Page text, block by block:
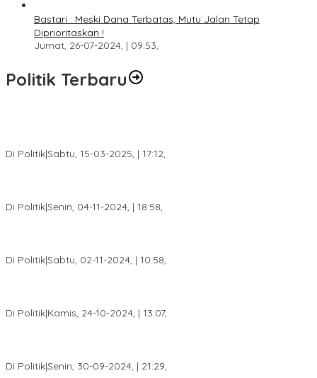
Bastari : Meski Dana Terbatas, Mutu Jalan Tetap
Diprioritaskan !
Jumat, 26-07-2024, | 09:53,
Politik Terbaru
Di Politik|Sabtu, 15-03-2025, | 17:12,
Di Politik|Senin, 04-11-2024, | 18:58,
Di Politik|Sabtu, 02-11-2024, | 10:58,
Di Politik|Kamis, 24-10-2024, | 13:07,
Di Politik|Senin, 30-09-2024, | 21:29,